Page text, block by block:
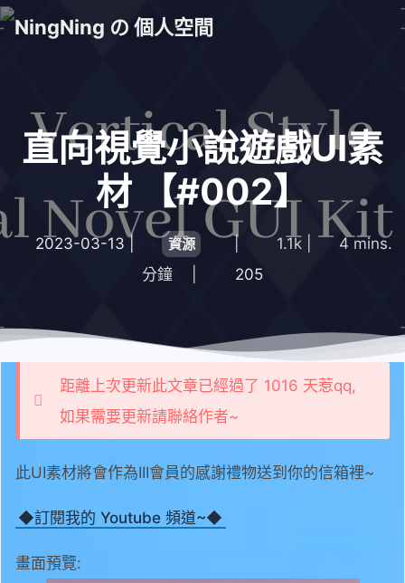
NingNing の 個人空間
直向視覺小說遊戲UI素
材 【#002】
2023-03-13 | 資源 1.1k
4 mins.
分鐘
205
距離上次更新此文章已經過了 1016 天惹qq,
如果需要更新請聯絡作者~
此UI素材將會作為III會員的感謝禮物送到你的信箱裡~
◆訂閱我的 Youtube 頻道~◆
畫面預覽: